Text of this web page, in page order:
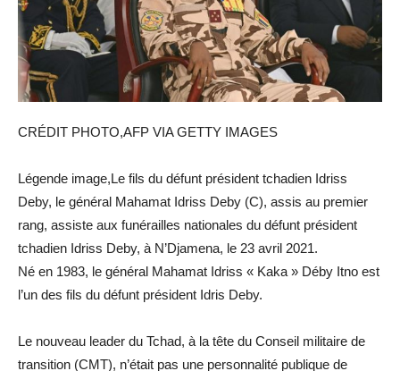
CRÉDIT PHOTO,AFP VIA GETTY IMAGES
Légende image,Le fils du défunt président tchadien Idriss
Deby, le général Mahamat Idriss Deby (C), assis au premier
rang, assiste aux funérailles nationales du défunt président
tchadien Idriss Deby, à N’Djamena, le 23 avril 2021.
Né en 1983, le général Mahamat Idriss « Kaka » Déby Itno est
l’un des fils du défunt président Idris Deby.
Le nouveau leader du Tchad, à la tête du Conseil militaire de
transition (CMT), n’était pas une personnalité publique de